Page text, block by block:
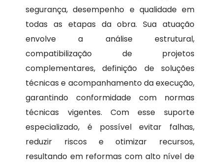
segurança, desempenho e qualidade em
todas as etapas da obra. Sua atuação
envolve a análise estrutural,
compatibilização de projetos
complementares, definição de soluções
técnicas e acompanhamento da execução,
garantindo conformidade com normas
técnicas vigentes. Com esse suporte
especializado, é possível evitar falhas,
reduzir riscos e otimizar recursos,
resultando em reformas com alto nível de